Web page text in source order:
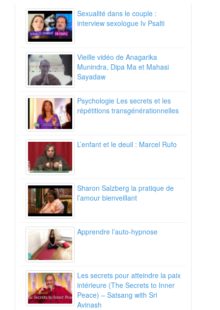
Sexualité dans le couple :
interview sexologue Iv Psalti
Vieille vidéo de Anagarika
Munindra, Dipa Ma et Mahasi
Sayadaw
Psychologie Les secrets et les
répétitions transgénérationnelles
L’enfant et le deuil : Marcel Rufo
Sharon Salzberg la pratique de
l’amour bienveillant
Apprendre l’auto-hypnose
Les secrets pour atteindre la paix
intérieure (The Secrets to Inner
Peace) – Satsang with Sri
Avinash